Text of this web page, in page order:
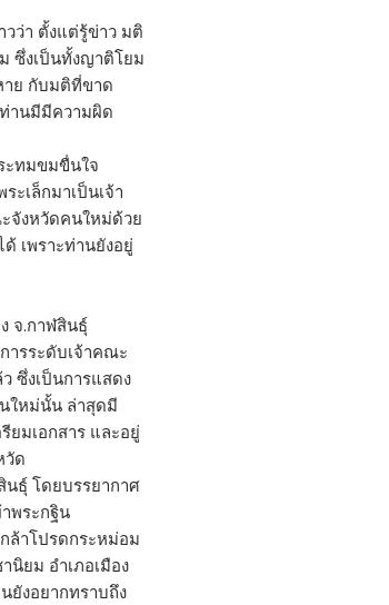
ว่า ตั้งแต่รู้ข่าว มติ
ซึ่งเป็นทั้งญาติโยม
าย กับมติที่ขาด
านมีมีความผิด
ะทมขมขื่นใจ
ะเล็กมาเป็นเจ้า
จังหวัดคนใหม่ด้วย
เพราะท่านยังอยู่
จ.กาฬสินธุ์
ารระดับเจ้าคณะ
ซึ่งเป็นการแสดง
ใหม่นั้น ล่าสุดมี
ยมเอกสาร และอยู่
วัด
ธุ์ โดยบรรยากาศ
พระกฐิน
ล้าโปรดกระหม่อม
ยม อำเภอเมือง
งอยากทราบถึง